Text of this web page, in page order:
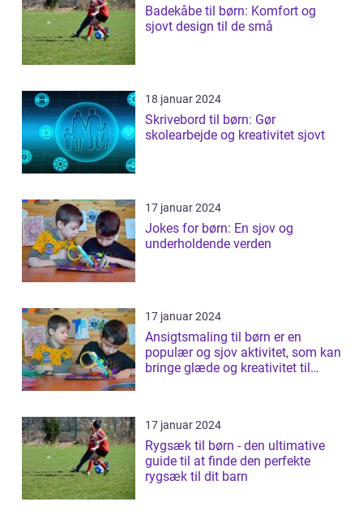
Badekåbe til børn: Komfort og
sjovt design til de små
18 januar 2024
Skrivebord til børn: Gør
skolearbejde og kreativitet sjovt
17 januar 2024
Jokes for børn: En sjov og
underholdende verden
17 januar 2024
Ansigtsmaling til børn er en
populær og sjov aktivitet, som kan
bringe glæde og kreativitet til
17 januar 2024
Rygsæk til børn - den ultimative
guide til at finde den perfekte
rygsæk til dit barn